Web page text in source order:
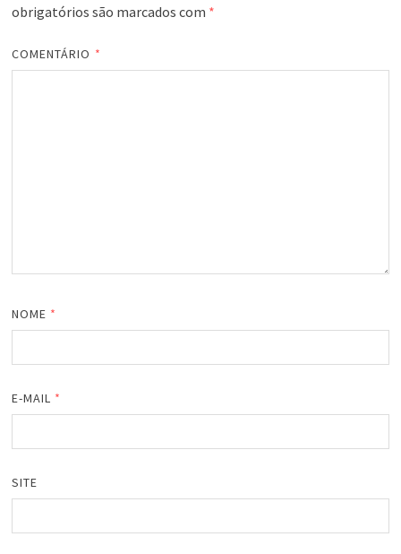
obrigatórios são marcados com *
COMENTÁRIO *
NOME *
E-MAIL *
SITE